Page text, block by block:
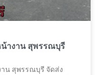
น้างาน สุพรรณบุรี
าน สุพรรณบุรี จัดส่ง